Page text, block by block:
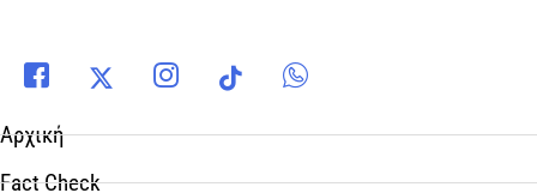
Αρχική
Fact Check